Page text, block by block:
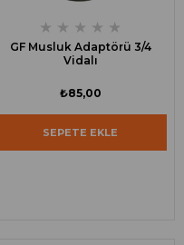
★ ★ ★ ★ ★
GF Musluk Adaptörü 3/4
Vidalı
₺85,00
SEPETE EKLE